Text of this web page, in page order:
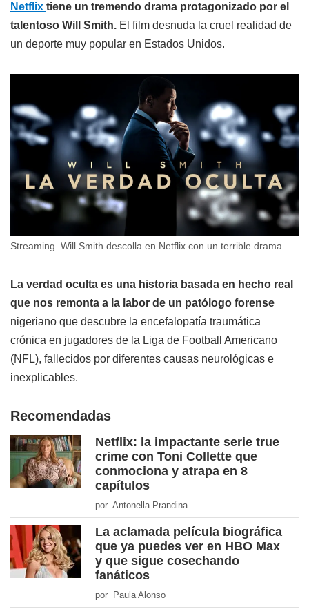
Netflix tiene un tremendo drama protagonizado por el
talentoso Will Smith. El film desnuda la cruel realidad de
un deporte muy popular en Estados Unidos.
Streaming. Will Smith descolla en Netflix con un terrible drama.
La verdad oculta es una historia basada en hecho real
que nos remonta a la labor de un patólogo forense
nigeriano que descubre la encefalopatía traumática
crónica en jugadores de la Liga de Football Americano
(NFL), fallecidos por diferentes causas neurológicas e
inexplicables.
Recomendadas
Netflix: la impactante serie true
crime con Toni Collette que
conmociona y atrapa en 8
capítulos
por Antonella Prandina
La aclamada película biográfica
que ya puedes ver en HBO Max
y que sigue cosechando
fanáticos
por Paula Alonso